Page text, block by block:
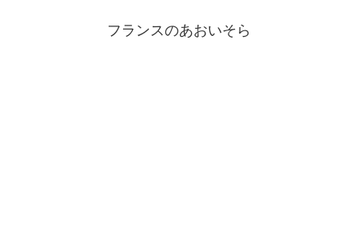
フランスのあおいそら